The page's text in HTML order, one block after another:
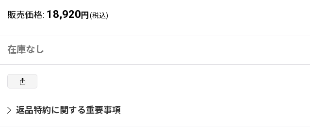
販売価格: 18,920 円 (税込)
在庫なし
返品特約に関する重要事項